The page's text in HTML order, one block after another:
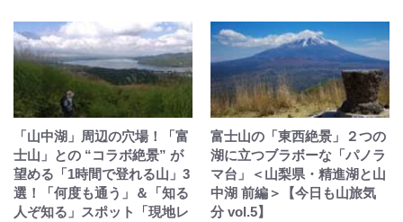
「山中湖」周辺の穴場！「富
士山」との “コラボ絶景” が
望める「1時間で登れる山」3
選！「何度も通う」＆「知る
人ぞ知る」スポット「現地レ
富士山の「東西絶景」２つの
湖に立つブラボーな「パノラ
マ台」＜山梨県・精進湖と山
中湖 前編＞【今日も山旅気
分 vol.5】